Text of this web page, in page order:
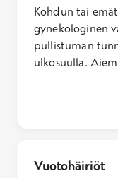
Kohdun tai
gynekologinen
pullistuman
ulkosuulla.
sekä naisen
ympäröivien
altistavat
oireiden
Vuotohäiriöt